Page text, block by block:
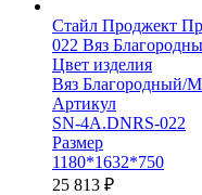
Стайл Проджект
022 Вяз
Цвет изделия
Вяз Благородный/
Артикул
SN-4A.DNRS-022
Размер
1180*1632*750
25 813 ₽